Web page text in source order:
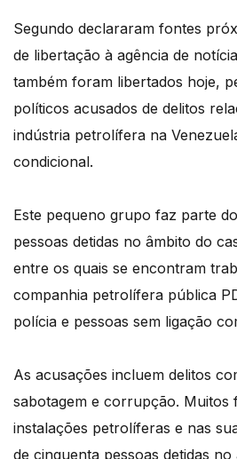
Segundo declararam fontes
de libertação à agência de
também foram libertados hoje,
políticos acusados de delitos
indústria petrolífera na
condicional.
Este pequeno grupo faz parte
pessoas detidas no âmbito do
entre os quais se encontram
companhia petrolífera pública
polícia e pessoas sem ligação
As acusações incluem delitos
sabotagem e corrupção. Muitos
instalações petrolíferas e nas
de cinquenta pessoas detidas